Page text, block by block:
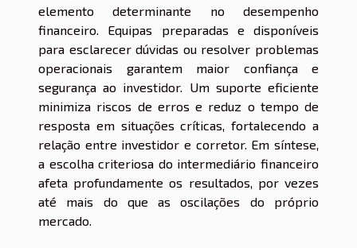
elemento determinante no desempenho
financeiro. Equipas preparadas e disponíveis
para esclarecer dúvidas ou resolver problemas
operacionais garantem maior confiança e
segurança ao investidor. Um suporte eficiente
minimiza riscos de erros e reduz o tempo de
resposta em situações críticas, fortalecendo a
relação entre investidor e corretor. Em síntese,
a escolha criteriosa do intermediário financeiro
afeta profundamente os resultados, por vezes
até mais do que as oscilações do próprio
mercado.